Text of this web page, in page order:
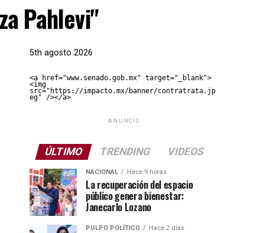
Pahlevi"
5th agosto 2026
<a href="www.senado.gob.mx" target="_blank">
<img
src="https://impacto.mx/banner/contratrata.jp
eg" /></a>
ANUNCIO
ÚLTIMO TRENDING VIDEOS
NACIONAL Hace 9 horas
La recuperación del espacio
público genera bienestar:
Janecarlo Lozano
PULPO POLÍTICO Hace 2 días